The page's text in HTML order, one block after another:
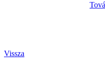
Vissza